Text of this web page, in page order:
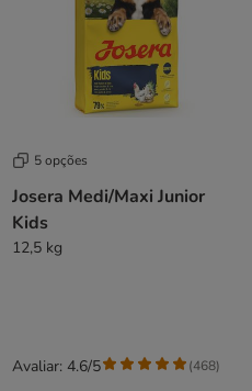
5 opções
Josera Medi/Maxi Junior
Kids
12,5 kg
Avaliar: 4.6/5 (468)